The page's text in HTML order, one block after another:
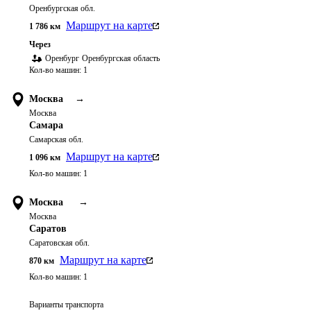
Оренбургская обл.
1 786 км Маршрут на карте
Через
Оренбург Оренбургская область
Кол-во машин: 1
Москва →
Москва
Самара
Самарская обл.
1 096 км Маршрут на карте
Кол-во машин: 1
Москва →
Москва
Саратов
Саратовская обл.
870 км Маршрут на карте
Кол-во машин: 1
Варианты транспорта